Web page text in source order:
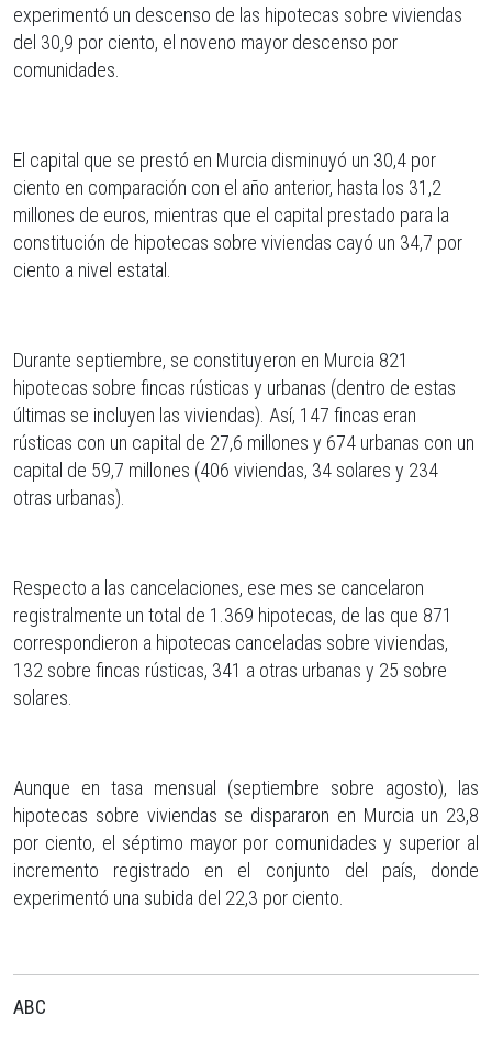
experimentó un descenso de las hipotecas sobre viviendas
del 30,9 por ciento, el noveno mayor descenso por
comunidades.
El capital que se prestó en Murcia disminuyó un 30,4 por
ciento en comparación con el año anterior, hasta los 31,2
millones de euros, mientras que el capital prestado para la
constitución de hipotecas sobre viviendas cayó un 34,7 por
ciento a nivel estatal.
Durante septiembre, se constituyeron en Murcia 821
hipotecas sobre fincas rústicas y urbanas (dentro de estas
últimas se incluyen las viviendas). Así, 147 fincas eran
rústicas con un capital de 27,6 millones y 674 urbanas con un
capital de 59,7 millones (406 viviendas, 34 solares y 234
otras urbanas).
Respecto a las cancelaciones, ese mes se cancelaron
registralmente un total de 1.369 hipotecas, de las que 871
correspondieron a hipotecas canceladas sobre viviendas,
132 sobre fincas rústicas, 341 a otras urbanas y 25 sobre
solares.
Aunque en tasa mensual (septiembre sobre agosto), las
hipotecas sobre viviendas se dispararon en Murcia un 23,8
por ciento, el séptimo mayor por comunidades y superior al
incremento registrado en el conjunto del país, donde
experimentó una subida del 22,3 por ciento.
ABC